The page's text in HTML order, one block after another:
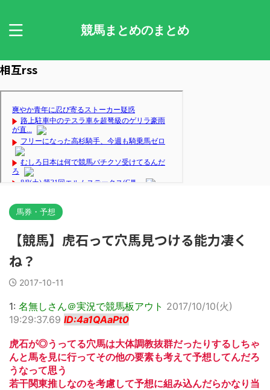
競馬まとめのまとめ
相互rss
馬券・予想
【競馬】虎石って穴馬見つける能力凄く
ね？
2017-10-11
1: 名無しさん＠実況で競馬板アウト 2017/10/10(火)
19:29:37.69 ID:4a1QAaPt0
虎石が◎うってる穴馬は大体調教抜群だったりするしちゃ
んと馬を見に行ってその他の要素も考えて予想してんだろ
うなって思う
若干関東推しなのを考慮して予想に組み込んだらかなり当